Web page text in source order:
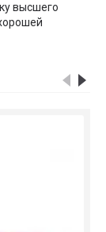
высшего